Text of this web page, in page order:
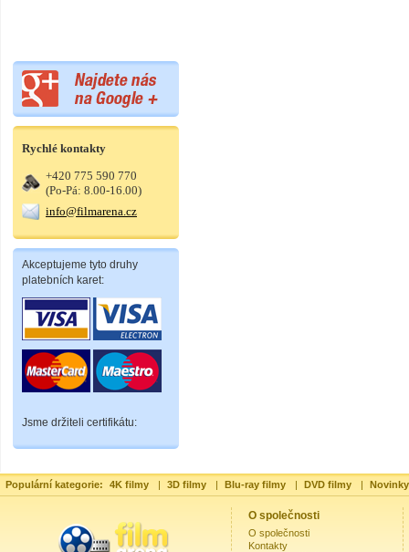
Rychlé kontakty
+420 775 590 770
(Po-Pá: 8.00-16.00)
info@filmarena.cz
Akceptujeme tyto druhy
platebních karet:
Jsme držiteli certifikátu:
Populární kategorie: 4K filmy | 3D filmy | Blu-ray filmy | DVD filmy |
O společnosti
O společnosti
Kontakty